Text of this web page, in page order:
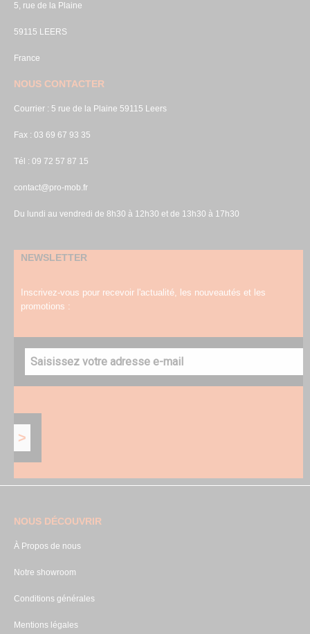
5, rue de la Plaine
59115 LEERS
France
NOUS CONTACTER
Courrier : 5 rue de la Plaine 59115 Leers
Fax : 03 69 67 93 35
Tél : 09 72 57 87 15
contact@pro-mob.fr
Du lundi au vendredi de 8h30 à 12h30 et de 13h30 à 17h30
NEWSLETTER
Inscrivez-vous pour recevoir l'actualité, les nouveautés et les
promotions :
NOUS DÉCOUVRIR
À Propos de nous
Notre showroom
Conditions générales
Mentions légales